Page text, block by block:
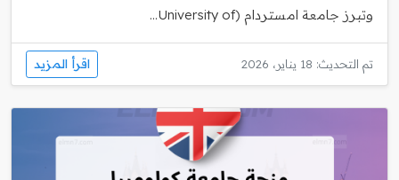
وتبرز جامعة امستردام (University of...
تم التحديث: 18 يناير، 2026 اقرأ المزيد